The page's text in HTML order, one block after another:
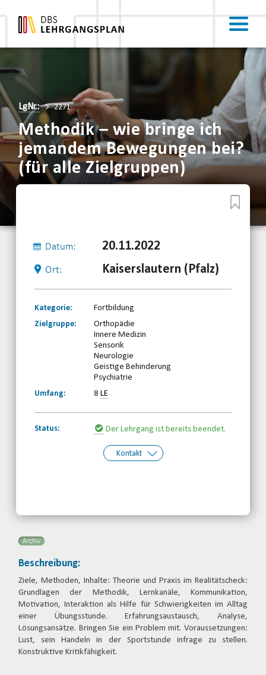
LgNr.: 2271
Methodik – wie bringe ich
jemandem Bewegungen bei?
(für alle Zielgruppen)
Datum: 20.11.2022
Ort: Kaiserslautern (Pfalz)
Kategorie:
Fortbildung
Zielgruppe:
Orthopädie
Innere Medizin
Sensorik
Neurologie
Geistige Behinderung
Psychiatrie
Umfang:
8LE
Status: Der Lehrgang ist bereits beendet.
Kontakt
Archiv
Beschreibung:
Ziele, Methoden, Inhalte: Theorie und Praxis im Realitätscheck:
Grundlagen der Methodik, Lernkanäle, Kommunikation,
Motivation, Interaktion als Hilfe für Schwierigkeiten im Alltag
einer Übungsstunde. Erfahrungsaustausch, Analyse,
Lösungsansätze. Bringen Sie ein Problem mit. Voraussetzungen:
Lust, sein Handeln in der Sportstunde infrage zu stellen.
Konstruktive Kritikfähigkeit.